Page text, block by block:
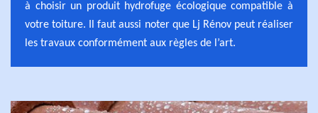
à choisir un produit hydrofuge écologique compatible à
votre toiture. Il faut aussi noter que Lj Rénov peut réaliser
les travaux conformément aux règles de l’art.